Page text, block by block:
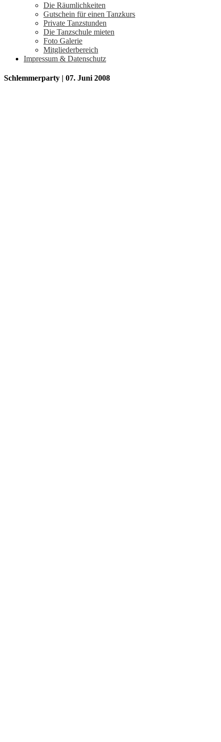
Die Räumlichkeiten
Gutschein für einen Tanzkurs
Private Tanzstunden
Die Tanzschule mieten
Foto Galerie
Mitgliederbereich
Impressum & Datenschutz
Schlemmerparty | 07. Juni 2008